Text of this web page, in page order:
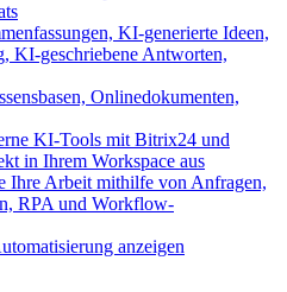
KI-generierte Ideen,
KI-geschriebene Antworten,
Onlinedokumenten,
KI-Tools mit Bitrix24 und
in Ihrem Workspace aus
Ihre Arbeit mithilfe von Anfragen,
RPA und Workflow-
anzeigen